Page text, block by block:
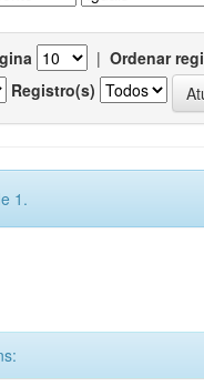
| Ordenar
Registro(s)
1.